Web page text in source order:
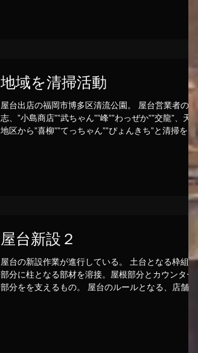
地域を清掃活動
屋台出店の福岡市博多区清流公園。 屋台営業者の有
志、”小島商店””武ちゃん””峰””わっぜか””交龍”、天神
地区から”喜柳””てっちゃん””ぴょんきち”と清掃を行
屋台新設２
屋台の新設作業が進行している。 土台となる枠組み
部分に柱となる部材を溶接。屋根部分とカウンター
部分をを支えるもの。 屋台のルールとなる、店舗と